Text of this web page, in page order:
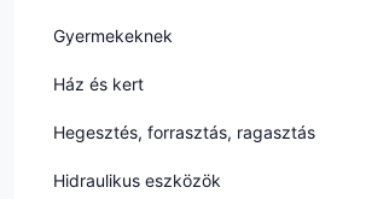
Gyermekeknek
Ház és kert
Hegesztés, forrasztás, ragasztás
Hidraulikus eszközök